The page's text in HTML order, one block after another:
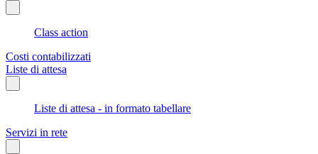
Class action
Costi contabilizzati
Liste di attesa
Liste di attesa - in formato tabellare
Servizi in rete